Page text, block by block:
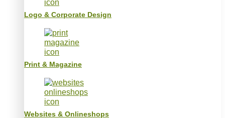
Logo & Corporate Design
Print & Magazine
Websites & Onlineshops